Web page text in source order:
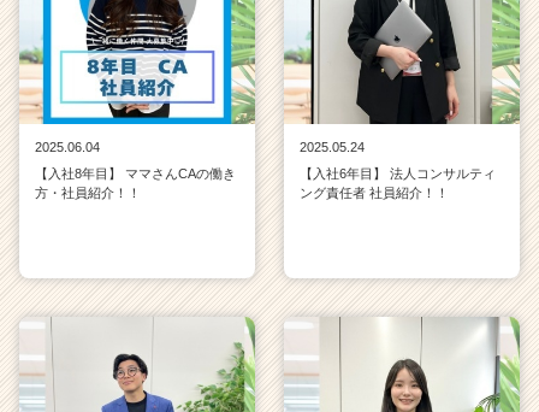
2025.06.04
【入社8年目】 ママさんCAの働き
方・社員紹介！！
2025.05.24
【入社6年目】 法人コンサルティ
ング責任者 社員紹介！！